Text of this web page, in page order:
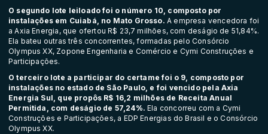
O segundo lote leiloado foi o número 10, composto por
instalações em Cuiabá, no Mato Grosso. A empresa vencedora foi
a Axia Energia, que ofertou R$ 23,7 milhões, com deságio de 51,84%.
Ela bateu outras três concorrentes, formadas pelo Consórcio
Olympus XX, Zopone Engenharia e Comércio e Cymi Construções e
Participações.
O terceiro lote a participar do certame foi o 9, composto por
instalações no estado de São Paulo, e foi vencido pela Axia
Energia Sul, que propôs R$ 16,2 milhões de Receita Anual
Permitida, com deságio de 57,24%.Ela concorreu com a Cymi
Construções e Participações, a EDP Energias do Brasil e o Consórcio
Olympus XX.